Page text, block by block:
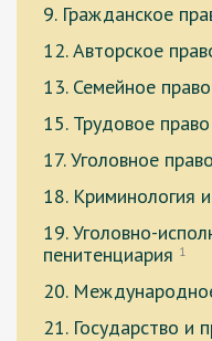
9. Гражданское
12. Авторское
13. Семейное право
15. Трудовое право
17. Уголовное
18. Криминология
19. Уголовно-
пенитенциария 1
20.
21. Государство и